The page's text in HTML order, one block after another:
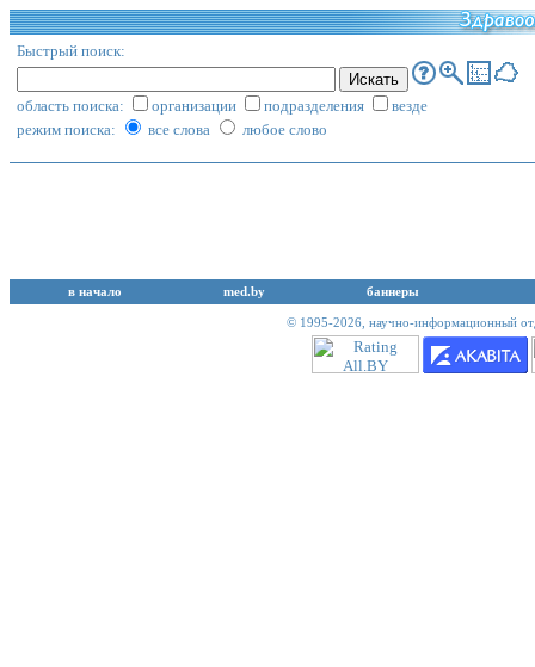
Быстрый поиск:
область поиска: организации подразделения
везде
режим поиска:
все слова любое слово
в начало med.by баннеры
© 1995-2026, научно-информационный